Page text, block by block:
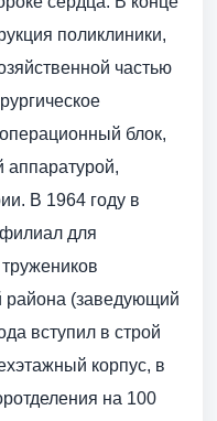
поликлиники,
частью
блок,
В 1964 году в
для
(заведующий
вступил в строй
корпус, в
на 100